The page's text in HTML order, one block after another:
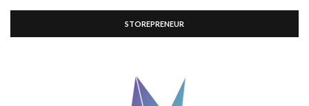
STOREPRENEUR